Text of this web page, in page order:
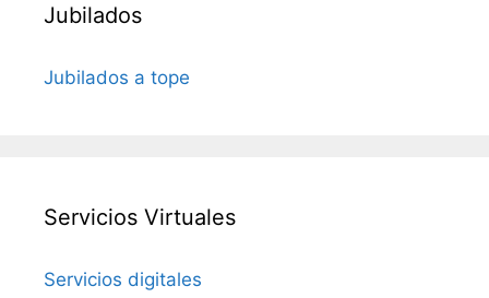
Jubilados
Jubilados a tope
Servicios Virtuales
Servicios digitales